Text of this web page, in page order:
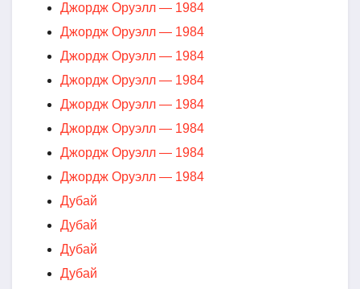
Джордж Оруэлл — 1984
Джордж Оруэлл — 1984
Джордж Оруэлл — 1984
Джордж Оруэлл — 1984
Джордж Оруэлл — 1984
Джордж Оруэлл — 1984
Джордж Оруэлл — 1984
Джордж Оруэлл — 1984
Дубай
Дубай
Дубай
Дубай